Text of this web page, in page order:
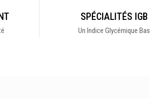
SPÉCIALITÉS IGB
Un Indice Glycémique Bas